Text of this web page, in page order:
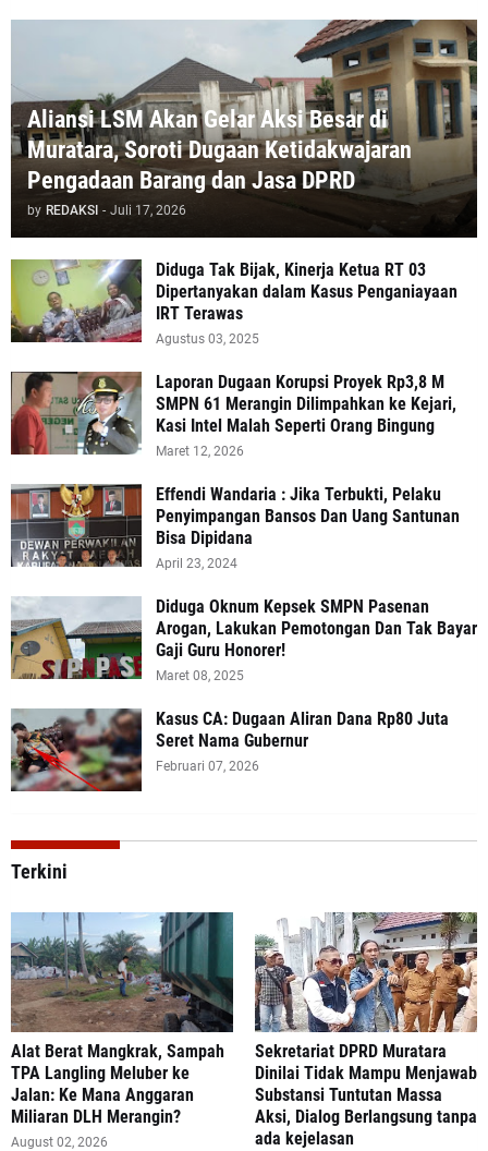
Aliansi LSM Akan Gelar Aksi Besar di
Muratara, Soroti Dugaan Ketidakwajaran
Pengadaan Barang dan Jasa DPRD
by REDAKSI - Juli 17, 2026
Diduga Tak Bijak, Kinerja Ketua RT 03
Dipertanyakan dalam Kasus Penganiayaan
IRT Terawas
Agustus 03, 2025
‎Laporan Dugaan Korupsi Proyek Rp3,8 M
SMPN 61 Merangin Dilimpahkan ke Kejari,
Kasi Intel Malah Seperti Orang Bingung
Maret 12, 2026
Effendi Wandaria : Jika Terbukti, Pelaku
Penyimpangan Bansos Dan Uang Santunan
Bisa Dipidana
April 23, 2024
Diduga Oknum Kepsek SMPN Pasenan
Arogan, Lakukan Pemotongan Dan Tak Bayar
Gaji Guru Honorer!
Maret 08, 2025
Kasus CA: Dugaan Aliran Dana Rp80 Juta
Seret Nama Gubernur
Februari 07, 2026
Terkini
Alat Berat Mangkrak, Sampah
TPA Langling Meluber ke
Jalan: Ke Mana Anggaran
Miliaran DLH Merangin?
August 02, 2026
Sekretariat DPRD Muratara
Dinilai Tidak Mampu Menjawab
Substansi Tuntutan Massa
Aksi, Dialog Berlangsung tanpa
ada kejelasan